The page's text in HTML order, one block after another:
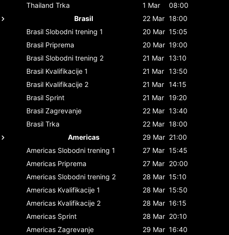
Thailand Trka 1 Mar
08:00
Brasil
22 Mar 18:00
Brasil Slobodni trening 1 20 Mar 15:05
Brasil Priprema 20 Mar 19:00
Brasil Slobodni trening 2 21 Mar 13:10
Brasil Kvalifikacije 1 21 Mar 13:50
Brasil Kvalifikacije 2 21 Mar 14:15
Brasil Sprint 21 Mar 19:20
Brasil Zagrevanje 22 Mar 13:40
Brasil Trka 22 Mar 18:00
Americas
29 Mar 21:00
Americas Slobodni trening 1 27 Mar 15:45
Americas Priprema 27 Mar 20:00
Americas Slobodni trening 2 28 Mar 15:10
Americas Kvalifikacije 1 28 Mar 15:50
Americas Kvalifikacije 2 28 Mar 16:15
Americas Sprint 28 Mar 20:10
Americas Zagrevanje 29 Mar 16:40